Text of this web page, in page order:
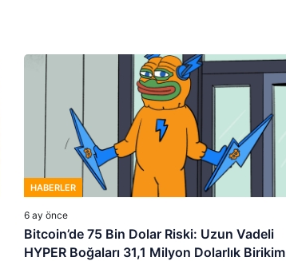
HABERLER
6 ay önce
Bitcoin’de 75 Bin Dolar Riski: Uzun Vadeli
HYPER Boğaları 31,1 Milyon Dolarlık Birikim